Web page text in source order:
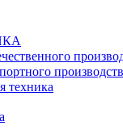
техника